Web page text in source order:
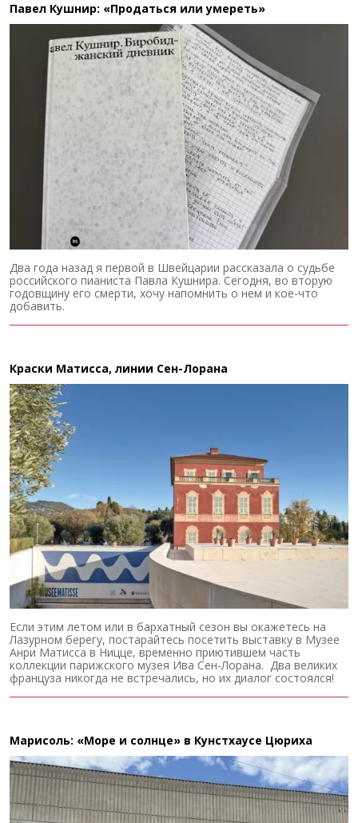
Павел Кушнир: «Продаться или умереть»
Два года назад я первой в Швейцарии рассказала о судьбе
российского пианиста Павла Кушнира. Сегодня, во вторую
годовщину его смерти, хочу напомнить о нем и кое-что
добавить.
Краски Матисса, линии Сен-Лорана
Если этим летом или в бархатный сезон вы окажетесь на
Лазурном берегу, постарайтесь посетить выставку в Музее
Анри Матисса в Ницце, временно приютившем часть
коллекции парижского музея Ива Сен-Лорана. Два великих
француза никогда не встречались, но их диалог состоялся!
Марисоль: «Море и солнце» в Кунстхаусе Цюриха